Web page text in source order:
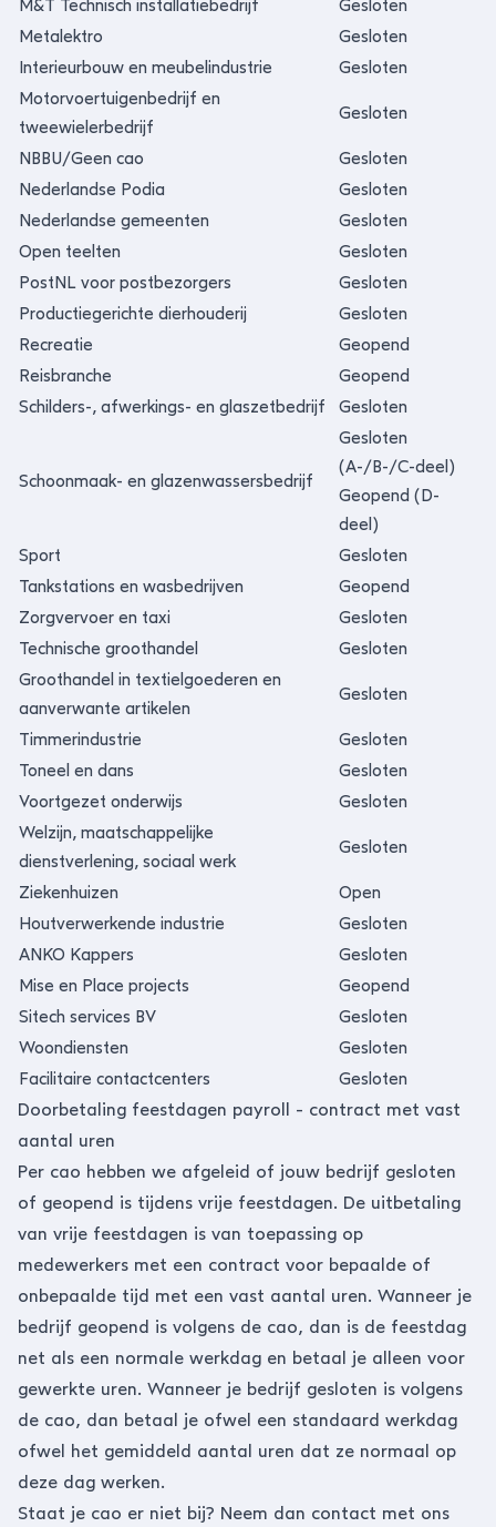
M&T Technisch installatiebedrijf
Gesloten
Metalektro
Gesloten
Interieurbouw en meubelindustrie
Gesloten
Motorvoertuigenbedrijf en
tweewielerbedrijf
Gesloten
NBBU/Geen cao
Gesloten
Nederlandse Podia
Gesloten
Nederlandse gemeenten
Gesloten
Open teelten
Gesloten
PostNL voor postbezorgers
Gesloten
Productiegerichte dierhouderij
Gesloten
Recreatie
Geopend
Reisbranche
Geopend
Schilders-, afwerkings- en glaszetbedrijf
Gesloten
Schoonmaak- en glazenwassersbedrijf
Gesloten
(A-/B-/C-deel)
Geopend (D-
deel)
Sport
Gesloten
Tankstations en wasbedrijven
Geopend
Zorgvervoer en taxi
Gesloten
Technische groothandel
Gesloten
Groothandel in textielgoederen en
aanverwante artikelen
Gesloten
Timmerindustrie
Gesloten
Toneel en dans
Gesloten
Voortgezet onderwijs
Gesloten
Welzijn, maatschappelijke
dienstverlening, sociaal werk
Gesloten
Ziekenhuizen
Open
Houtverwerkende industrie
Gesloten
ANKO Kappers
Gesloten
Mise en Place projects
Geopend
Sitech services BV
Gesloten
Woondiensten
Gesloten
Facilitaire contactcenters
Gesloten
Doorbetaling feestdagen payroll - contract met vast
aantal uren
Per cao hebben we afgeleid of jouw bedrijf gesloten
of geopend is tijdens vrije feestdagen. De uitbetaling
van vrije feestdagen is van toepassing op
medewerkers met een contract voor bepaalde of
onbepaalde tijd met een vast aantal uren. Wanneer je
bedrijf geopend is volgens de cao, dan is de feestdag
net als een normale werkdag en betaal je alleen voor
gewerkte uren. Wanneer je bedrijf gesloten is volgens
de cao, dan betaal je ofwel een standaard werkdag
ofwel het gemiddeld aantal uren dat ze normaal op
deze dag werken.
Staat je cao er niet bij? Neem dan contact met ons